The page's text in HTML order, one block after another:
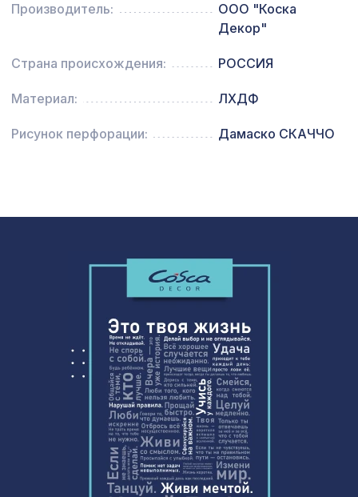
Перфорированная панель АБАКО,
Перфорированная панель ИНДИЯ,
1000х680мм, ХДФ, ольха
1110 ₽
Перфорированная панель КВАДРО
3507 ₽
Натуральные обои Cosca Арабеско
Палацо, 0,91 x 5,5 м
900х600мм, рисунок Мишки, белый
Перфорированная панель ДЕДАЛО,
1000х680мм, ХДФ, бук
Карниз KX030, 30х20, 2000мм,
Экополимер/34
Перфорированная панель ДЕДАЛО,
1030х695мм, ХДФ, без отделки
Производитель:
ООО "Коска
Декор"
Страна происхождения: РОССИЯ
Материал: ЛХДФ
Рисунок перфорации: Дамаско СКАЧЧО